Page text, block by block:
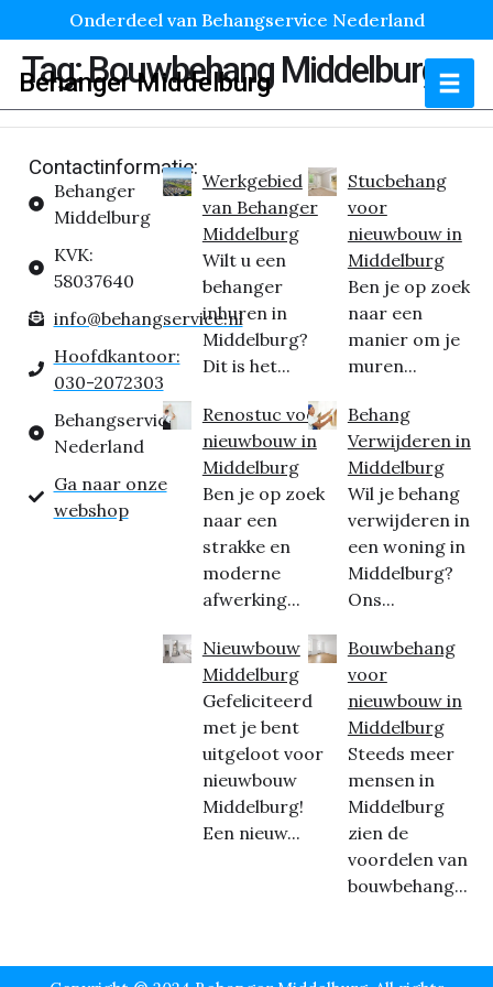
Onderdeel van Behangservice Nederland
Behanger Middelburg
Tag:Bouwbehang Middelburg
Contactinformatie:
Behanger
Middelburg
KVK:
58037640
info@behangservice.nl
Hoofdkantoor:
030-2072303
Behangservice
Nederland
Ga naar onze
webshop
Werkgebied
van Behanger
Middelburg
Wilt u een
behanger
inhuren in
Middelburg?
Dit is het...
Renostuc voor
nieuwbouw in
Middelburg
Ben je op zoek
naar een
strakke en
moderne
afwerking...
Nieuwbouw
Middelburg
Gefeliciteerd
met je bent
uitgeloot voor
nieuwbouw
Middelburg!
Een nieuw...
Stucbehang
voor
nieuwbouw in
Middelburg
Ben je op zoek
naar een
manier om je
muren...
Behang
Verwijderen in
Middelburg
Wil je behang
verwijderen in
een woning in
Middelburg?
Ons...
Bouwbehang
voor
nieuwbouw in
Middelburg
Steeds meer
mensen in
Middelburg
zien de
voordelen van
bouwbehang...